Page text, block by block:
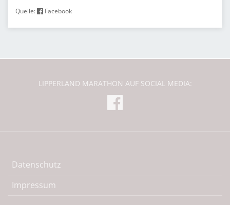
Quelle: Facebook
LIPPERLAND MARATHON AUF SOCIAL MEDIA:
Datenschutz
Impressum